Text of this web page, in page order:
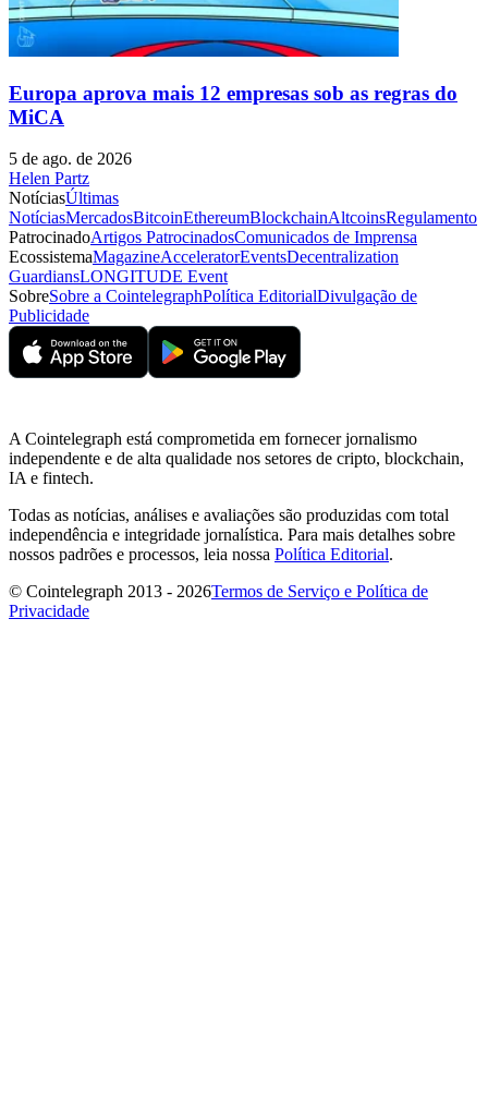
Europa aprova mais 12 empresas sob as regras do
MiCA
5 de ago. de 2026
Helen Partz
NotíciasÚltimas
NotíciasMercadosBitcoinEthereumBlockchainAltcoinsRegulamento
PatrocinadoArtigos PatrocinadosComunicados de Imprensa
EcossistemaMagazineAcceleratorEventsDecentralization
GuardiansLONGITUDE Event
SobreSobre a CointelegraphPolítica EditorialDivulgação de
Publicidade
A Cointelegraph está comprometida em fornecer jornalismo
independente e de alta qualidade nos setores de cripto, blockchain,
IA e fintech.
Todas as notícias, análises e avaliações são produzidas com total
independência e integridade jornalística. Para mais detalhes sobre
nossos padrões e processos, leia nossa Política Editorial.
© Cointelegraph 2013 - 2026Termos de Serviço e Política de
Privacidade